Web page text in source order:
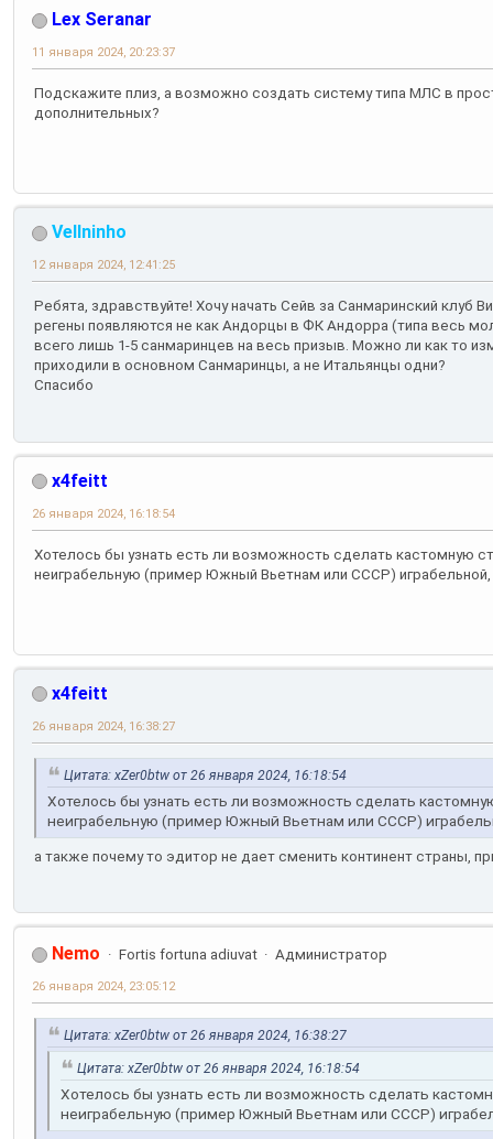
Lex Seranar
11 января 2024, 20:23:37
Подскажите плиз, а возможно создать систему типа МЛС в
дополнительных?
Vellninho
12 января 2024, 12:41:25
Ребята, здравствуйте! Хочу начать Сейв за Санмаринский клуб
регены появляются не как Андорцы в ФК Андорра (типа весь
всего лишь 1-5 санмаринцев на весь призыв. Можно ли как то
приходили в основном Санмаринцы, а не Итальянцы одни?
Спасибо
x4feitt
26 января 2024, 16:18:54
Хотелось бы узнать есть ли возможность сделать кастомную
неиграбельную (пример Южный Вьетнам или СССР)
x4feitt
26 января 2024, 16:38:27
Цитата: xZer0btw от 26 января 2024, 16:18:54
Хотелось бы узнать есть ли возможность сделать
неиграбельную (пример Южный Вьетнам или СССР)
а также почему то эдитор не дает сменить континент страны,
Nemo Fortis fortuna adiuvat Администратор
26 января 2024, 23:05:12
Цитата: xZer0btw от 26 января 2024, 16:38:27
Цитата: xZer0btw от 26 января 2024, 16:18:54
Хотелось бы узнать есть ли возможность сделать
неиграбельную (пример Южный Вьетнам или СССР)